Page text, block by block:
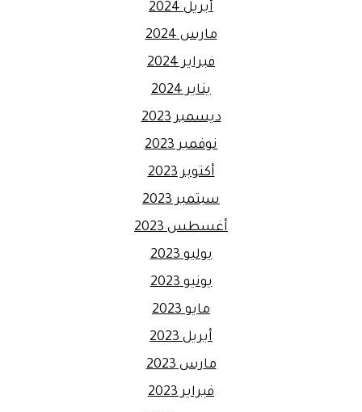
أبريل 2024
مارس 2024
فبراير 2024
يناير 2024
ديسمبر 2023
نوفمبر 2023
أكتوبر 2023
سبتمبر 2023
أغسطس 2023
يوليو 2023
يونيو 2023
مايو 2023
أبريل 2023
مارس 2023
فبراير 2023